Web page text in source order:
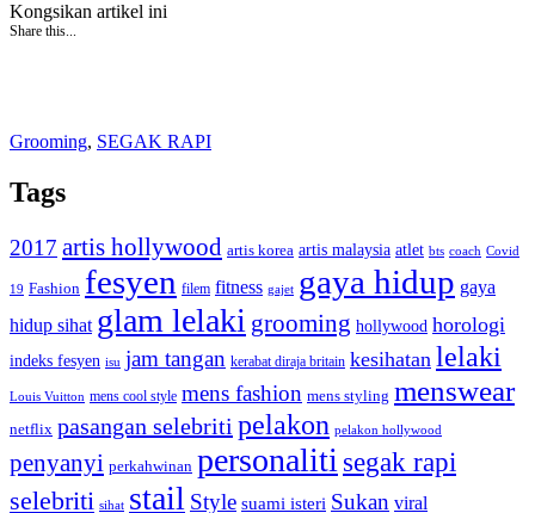
Kongsikan artikel ini
Share this...
Grooming, SEGAK RAPI
Tags
2017 artis hollywood artis korea artis malaysia atlet bts coach Covid
19 Fashion fesyen filem fitness gajet gaya hidup gaya
hidup sihat glam lelaki grooming hollywood horologi
indeks fesyen isu jam tangan kerabat diraja britain kesihatan lelaki
Louis Vuitton mens cool style mens fashion mens styling menswear
netflix pasangan selebriti pelakon pelakon hollywood
penyanyi perkahwinan personaliti segak rapi
selebriti sihat stail Style suami isteri Sukan viral